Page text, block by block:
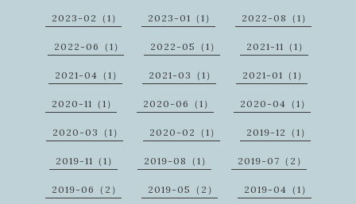
2023-02（1） 2023-01（1） 2022-08（1）
2022-06（1） 2022-05（1） 2021-11（1）
2021-04（1） 2021-03（1） 2021-01（1）
2020-11（1） 2020-06（1） 2020-04（1）
2020-03（1） 2020-02（1） 2019-12（1）
2019-11（1） 2019-08（1） 2019-07（2）
2019-06（2） 2019-05（2） 2019-04（1）